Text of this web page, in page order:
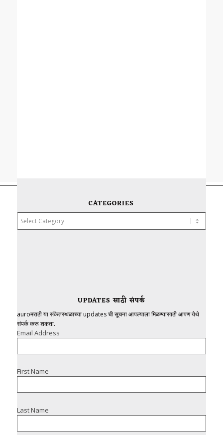
CATEGORIES
Categories
UPDATES साठी संपर्क
auroमराठी या संकेतस्थळाच्या updates ची सूचना आपल्याला मिळण्यासाठी आपण येथे
संपर्क करू शकता.
Email Address
First Name
Last Name